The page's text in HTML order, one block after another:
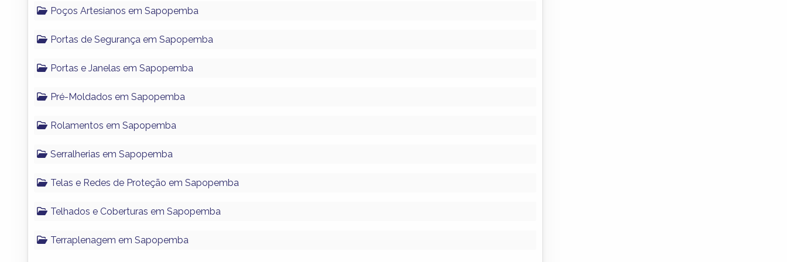
Poços Artesianos em Sapopemba
Portas de Segurança em Sapopemba
Portas e Janelas em Sapopemba
Pré-Moldados em Sapopemba
Rolamentos em Sapopemba
Serralherias em Sapopemba
Telas e Redes de Proteção em Sapopemba
Telhados e Coberturas em Sapopemba
Terraplenagem em Sapopemba